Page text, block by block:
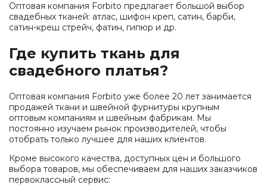
Оптовая компания Forbito предлагает большой выбор
свадебных тканей: атлас, шифон креп, сатин, барби,
сатин-креш стрейч, фатин, гипюр и др.
Где купить ткань для
свадебного платья?
Оптовая компания Forbito уже более 20 лет занимается
продажей ткани и швейной фурнитуры крупным
оптовым компаниям и швейным фабрикам. Мы
постоянно изучаем рынок производителей, чтобы
отобрать только лучшее для наших клиентов.
Кроме высокого качества, доступных цен и большого
выбора товаров, мы обеспечиваем для наших заказчиков
первоклассный сервис: